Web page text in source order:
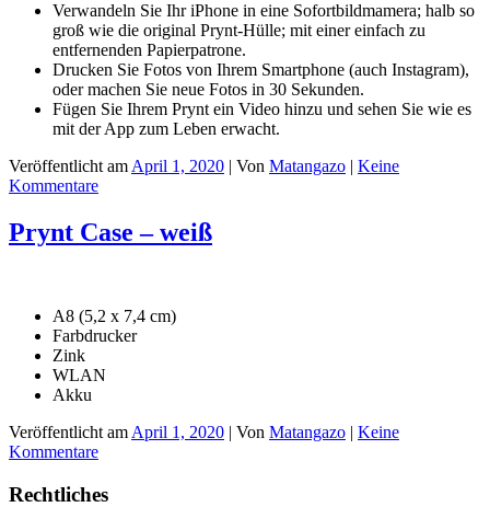
Verwandeln Sie Ihr iPhone in eine Sofortbildmamera; halb so
groß wie die original Prynt-Hülle; mit einer einfach zu
entfernenden Papierpatrone.
Drucken Sie Fotos von Ihrem Smartphone (auch Instagram),
oder machen Sie neue Fotos in 30 Sekunden.
Fügen Sie Ihrem Prynt ein Video hinzu und sehen Sie wie es
mit der App zum Leben erwacht.
Veröffentlicht amApril 1, 2020 | Von Matangazo
Keine
Kommentare
Prynt Case – weiß
A8 (5,2 x 7,4 cm)
Farbdrucker
Zink
WLAN
Akku
Veröffentlicht am April 1, 2020 | Von Matangazo | Keine
Kommentare
Rechtliches